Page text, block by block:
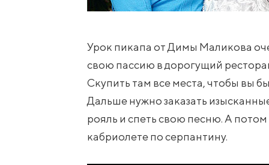
Урок пикапа от Димы Маликова
свою пассию в дорогущий
Скупить там все места, чтобы вы
Дальше нужно заказать
рояль и спеть свою песню. А
кабриолете по серпантину.